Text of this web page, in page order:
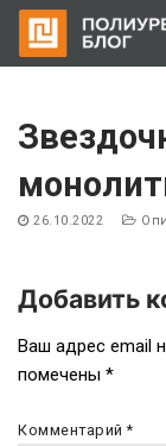
содержимому
26.10.2022
по
записям
Добавить
Ваш адрес email
помечены *
Комментарий*